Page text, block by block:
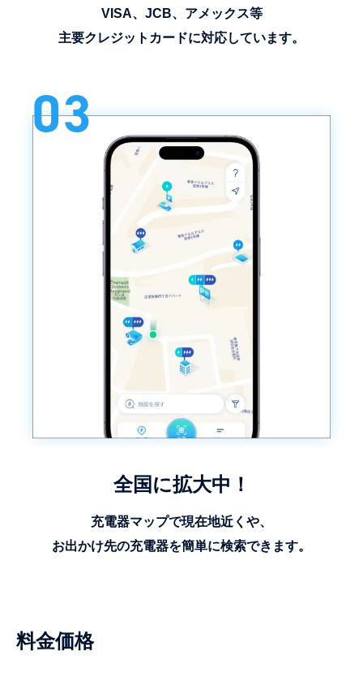
VISA、JCB、アメックス等
主要クレジットカードに対応しています。
03
全国に拡大中！
充電器マップで現在地近くや、
お出かけ先の充電器を簡単に検索できます。
料金価格